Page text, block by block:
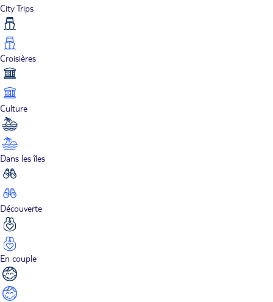
City Trips
Croisières
Culture
Dans les îles
Découverte
En couple